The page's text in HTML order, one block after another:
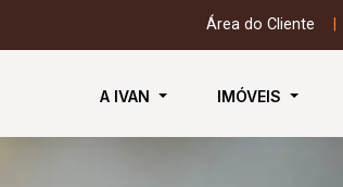
Área do Cliente
A IVAN IMÓVEIS